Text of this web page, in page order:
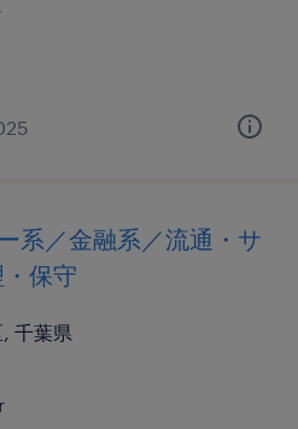
系／金融系／流通・サ
保守
千葉県